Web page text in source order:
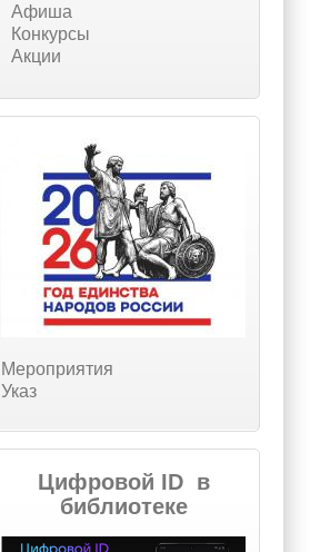
Афиша
Конкурсы
Акции
Мероприятия
Указ
Цифровой ID в
библиотеке